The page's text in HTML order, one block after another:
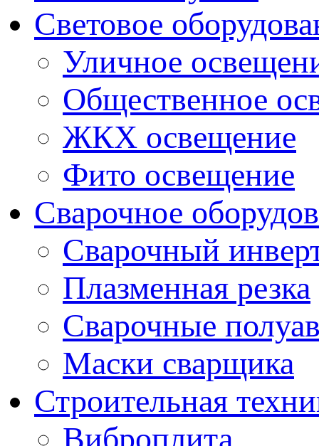
Световое
Уличное
Общественное
ЖКХ освещение
Фито освещение
Сварочное
Сварочный
Плазменная резка
Сварочные
Маски сварщика
Строительная